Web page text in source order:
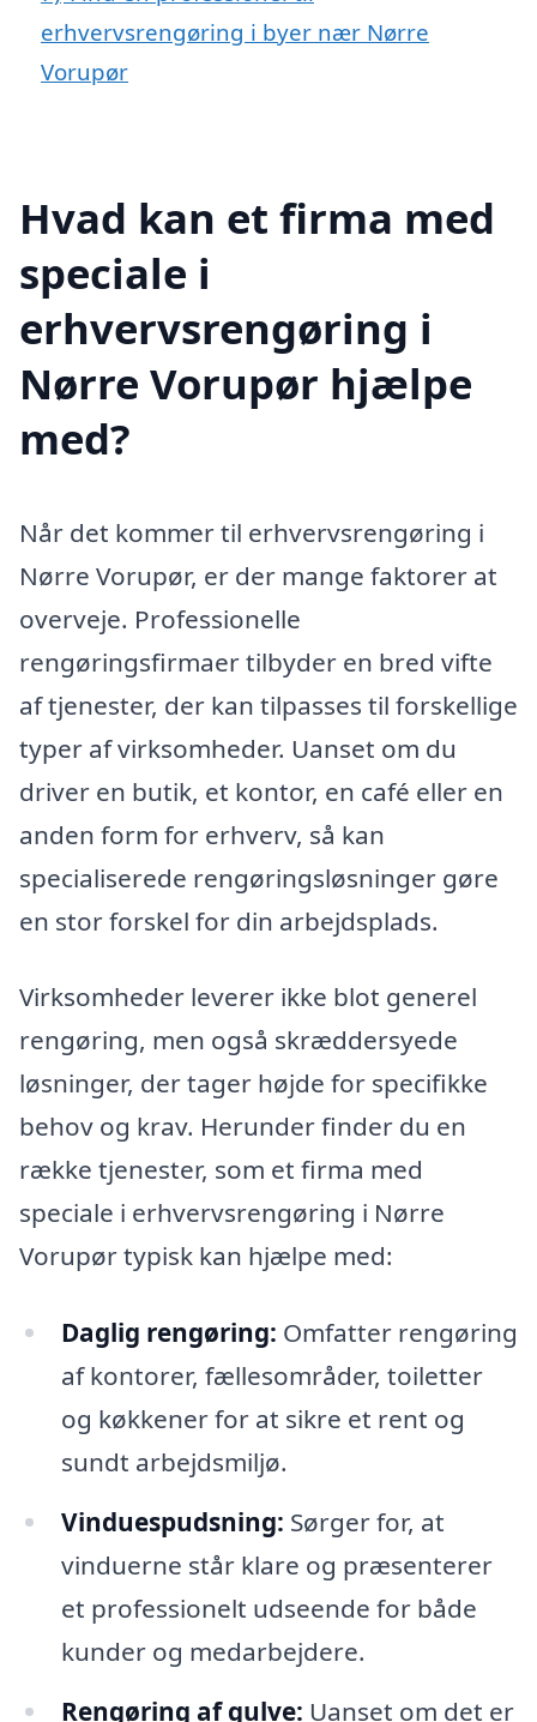
erhvervsrengøring i byer nær Nørre
Vorupør
Hvad kan et firma med
speciale i
erhvervsrengøring i
Nørre Vorupør hjælpe
med?
Når det kommer til erhvervsrengøring i
Nørre Vorupør, er der mange faktorer at
overveje. Professionelle
rengøringsfirmaer tilbyder en bred vifte
af tjenester, der kan tilpasses til forskellige
typer af virksomheder. Uanset om du
driver en butik, et kontor, en café eller en
anden form for erhverv, så kan
specialiserede rengøringsløsninger gøre
en stor forskel for din arbejdsplads.
Virksomheder leverer ikke blot generel
rengøring, men også skræddersyede
løsninger, der tager højde for specifikke
behov og krav. Herunder finder du en
række tjenester, som et firma med
speciale i erhvervsrengøring i Nørre
Vorupør typisk kan hjælpe med:
Daglig rengøring: Omfatter rengøring
af kontorer, fællesområder, toiletter
og køkkener for at sikre et rent og
sundt arbejdsmiljø.
Vinduespudsning: Sørger for, at
vinduerne står klare og præsenterer
et professionelt udseende for både
kunder og medarbejdere.
Rengøring af gulve: Uanset om det er